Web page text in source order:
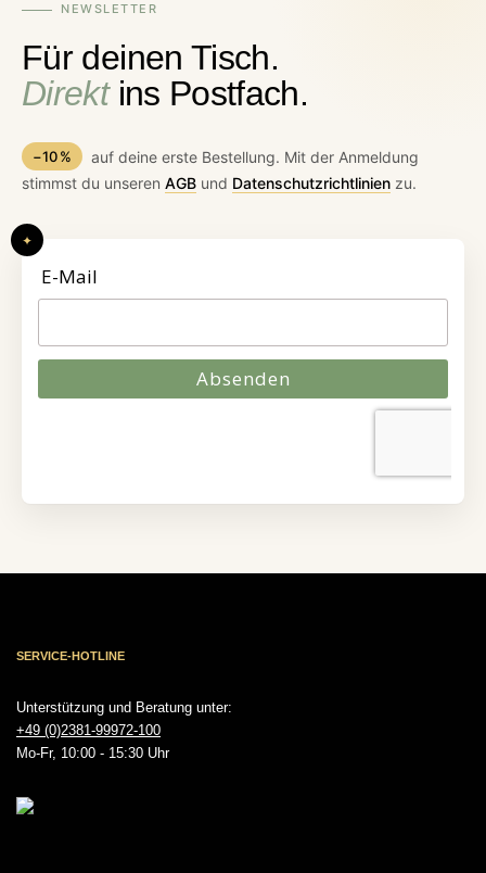
NEWSLETTER
Für deinen Tisch.
Direktins Postfach.
−10 %
auf deine erste Bestellung. Mit der Anmeldung
stimmst du unseren AGB und Datenschutzrichtlinien zu.
SERVICE-HOTLINE
Unterstützung und Beratung unter:
+49 (0)2381-99972-100
Mo-Fr, 10:00 - 15:30 Uhr